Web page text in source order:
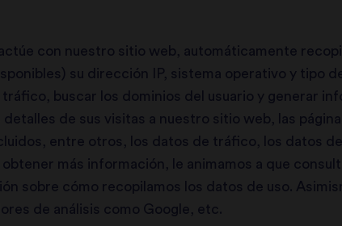
con nuestro sitio web, automáticamente
su dirección IP, sistema operativo y tipo
buscar los dominios del usuario y generar
de sus visitas a nuestro sitio web, las
entre otros, los datos de tráfico, los datos
más información, le animamos a que
sobre cómo recopilamos los datos de uso.
de análisis como Google, etc.